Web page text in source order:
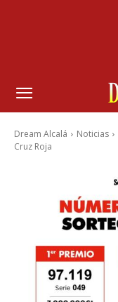
Dream Alcalá Noticias
Cruz Roja